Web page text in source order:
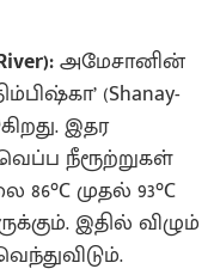
அமேசானின்
(Shanay-
இதர
நீரூற்றுகள்
முதல் 93°C
இதில் விழும்